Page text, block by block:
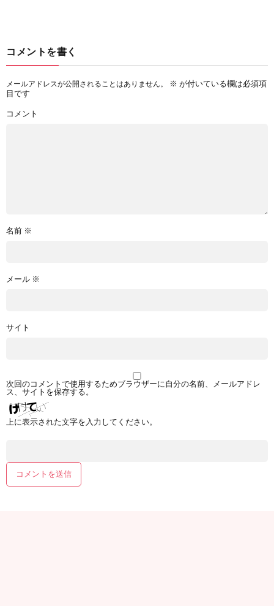
コメントを書く
メールアドレスが公開されることはありません。 ※ が付いている欄は必須項
目です
コメント
名前 ※
メール ※
サイト
次回のコメントで使用するためブラウザーに自分の名前、メールアドレ
ス、サイトを保存する。
上に表示された文字を入力してください。